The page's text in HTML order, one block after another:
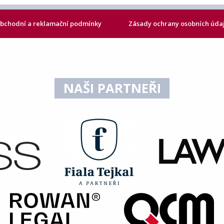
a reklamační podmínky Zásady ochrany osobních
NAŠI PARTNEŘI